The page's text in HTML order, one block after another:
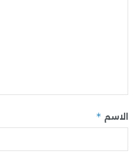
الاسم *